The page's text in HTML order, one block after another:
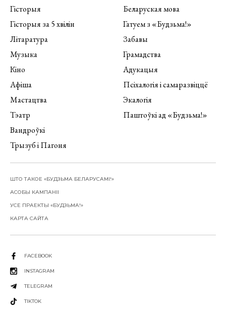
Гісторыя
Гісторыя за 5 хвілін
Літаратура
Музыка
Кіно
Афіша
Мастацтва
Тэатр
Вандроўкі
Трызуб і Пагоня
Беларуская мова
Гатуем з «Будзьма!»
Забавы
Грамадства
Адукацыя
Псіхалогія і самаразвіццё
Экалогія
Паштоўкі ад «Будзьма!»
ШТО ТАКОЕ «БУДЗЬМА БЕЛАРУСАМІ!»
АСОБЫ КАМПАНІІ
УСЕ ПРАЕКТЫ «БУДЗЬМА!»
КАРТА САЙТА
FACEBOOK
INSTAGRAM
TELEGRAM
TIKTOK